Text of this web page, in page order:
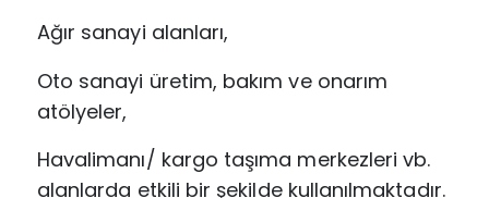
Ağır sanayi alanları,
Oto sanayi üretim, bakım ve onarım
atölyeler,
Havalimanı/ kargo taşıma merkezleri vb.
alanlarda etkili bir şekilde kullanılmaktadır.